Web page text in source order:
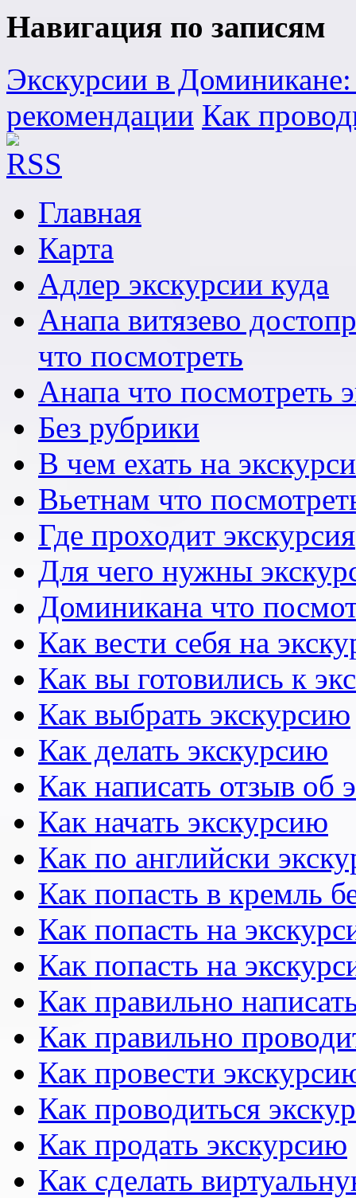
Навигация по записям
Экскурсии в
рекомендации Как
Главная
Карта
Адлер экскурсии куда
Анапа витязево
что посмотреть
Анапа что посмотреть
Без рубрики
В чем ехать на
Вьетнам что
Где проходит экскурсия
Для чего нужны
Доминикана что
Как вести себя на
Как вы готовились к
Как выбрать экскурсию
Как делать экскурсию
Как написать отзыв об
Как начать экскурсию
Как по английски
Как попасть в кремль
Как попасть на
Как попасть на
Как правильно
Как правильно
Как провести
Как проводиться
Как продать экскурсию
Как сделать